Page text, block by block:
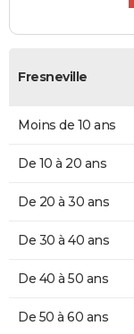
Fresneville
Moins de 10 ans
De 10 à 20 ans
De 20 à 30 ans
De 30 à 40 ans
De 40 à 50 ans
De 50 à 60 ans